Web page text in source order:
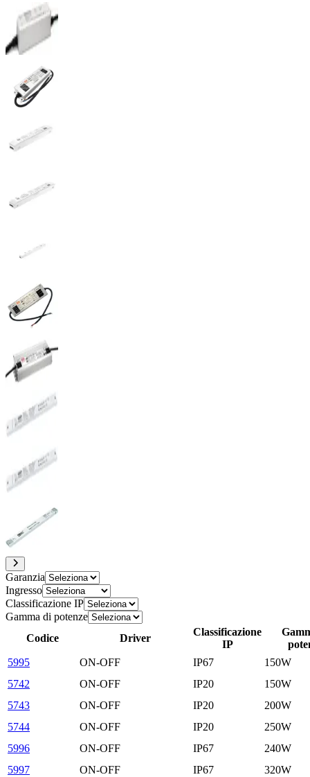
Garanzia
Ingresso
Classificazione IP
Gamma di potenze
Codice
Driver
Classificazione
IP
5995
ON-OFF IP67
150W
5742
ON-OFF IP20
150W
5743
ON-OFF IP20
200W
5744
ON-OFF IP20
250W
5996
ON-OFF IP67
240W
5997
ON-OFF IP67 320W